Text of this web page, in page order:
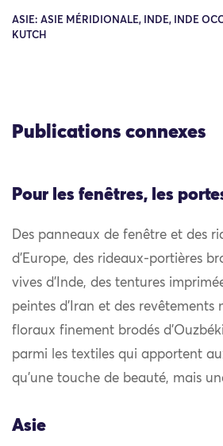
ASIE: ASIE MÉRIDIONALE, INDE, INDE
KUTCH
Publications connexes
Pour les fenêtres, les
Des panneaux de fenêtre et des
d’Europe, des rideaux-portières
vives d’Inde, des tentures
peintes d’Iran et des
floraux finement brodés
parmi les textiles qui apportent
qu’une touche de beauté, mais
Asie